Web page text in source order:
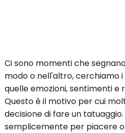
Ci sono momenti che
modo o nell'altro, cerchiamo
quelle emozioni, sentimenti e
Questo è il motivo per cui
decisione di fare un
semplicemente per piacere